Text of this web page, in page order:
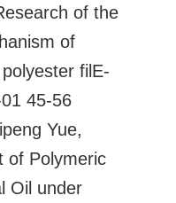
of the
of
filE-
45-56
Yue,
of Polymeric
Oil under